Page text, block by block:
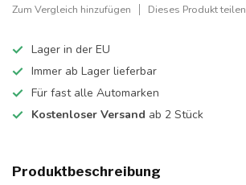
Zum Vergleich hinzufügen Dieses Produkt teilen
Lager in der EU
Immer ab Lager lieferbar
Für fast alle Automarken
Kostenloser Versand ab 2 Stück
Produktbeschreibung